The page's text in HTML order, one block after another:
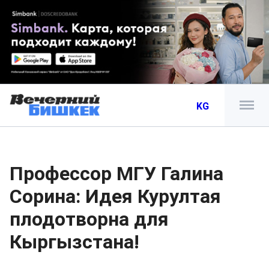
KG
Профессор МГУ Галина
Сорина: Идея Курултая
плодотворна для
Кыргызстана!